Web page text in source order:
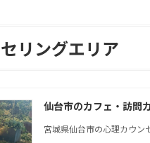
リングエリア
仙台市のカフェ・訪問
宮城県仙台市の心理カウン